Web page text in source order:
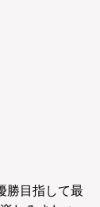
勝目指して最